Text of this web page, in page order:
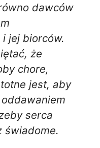
dawców
jej biorców.
że
chore,
jest, aby
serca
świadome.